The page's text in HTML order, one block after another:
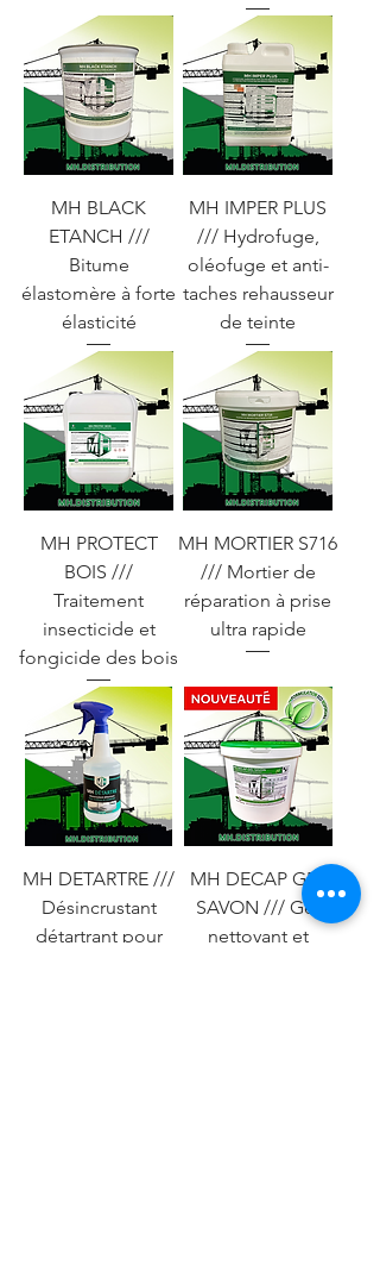
MH BLACK
ETANCH ///
Bitume
élastomère à forte
élasticité
MH IMPER PLUS
/// Hydrofuge,
oléofuge et anti-
taches rehausseur
de teinte
MH PROTECT
BOIS ///
Traitement
insecticide et
fongicide des bois
MH MORTIER S716
/// Mortier de
réparation à prise
ultra rapide
MH DETARTRE ///
Désincrustant
détartrant pour
MH DECAP GEL
SAVON /// Gel
nettoyant et